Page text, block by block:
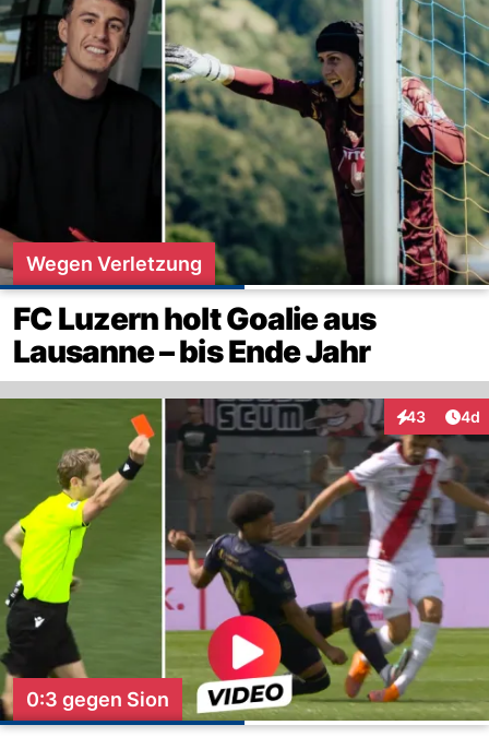
Wegen Verletzung
FC Luzern holt Goalie aus
Lausanne – bis Ende Jahr
43
Interaktionen
4d
0:3 gegen Sion